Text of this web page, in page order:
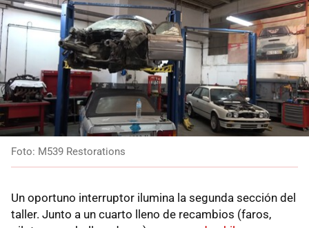
Foto: M539 Restorations
Un oportuno interruptor ilumina la segunda sección del
taller. Junto a un cuarto lleno de recambios (faros,